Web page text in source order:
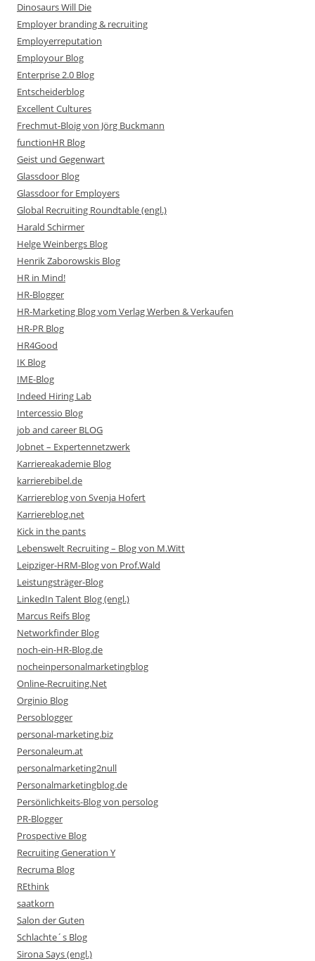
Dinosaurs Will Die
Employer branding & recruiting
Employerreputation
Employour Blog
Enterprise 2.0 Blog
Entscheiderblog
Excellent Cultures
Frechmut-Bloig von Jörg Buckmann
functionHR Blog
Geist und Gegenwart
Glassdoor Blog
Glassdoor for Employers
Global Recruiting Roundtable (engl.)
Harald Schirmer
Helge Weinbergs Blog
Henrik Zaborowskis Blog
HR in Mind!
HR-Blogger
HR-Marketing Blog vom Verlag Werben & Verkaufen
HR-PR Blog
HR4Good
IK Blog
IME-Blog
Indeed Hiring Lab
Intercessio Blog
job and career BLOG
Jobnet – Expertennetzwerk
Karriereakademie Blog
karrierebibel.de
Karriereblog von Svenja Hofert
Karriereblog.net
Kick in the pants
Lebenswelt Recruiting – Blog von M.Witt
Leipziger-HRM-Blog von Prof.Wald
Leistungsträger-Blog
LinkedIn Talent Blog (engl.)
Marcus Reifs Blog
Networkfinder Blog
noch-ein-HR-Blog.de
nocheinpersonalmarketingblog
Online-Recruiting.Net
Orginio Blog
Persoblogger
personal-marketing.biz
Personaleum.at
personalmarketing2null
Personalmarketingblog.de
Persönlichkeits-Blog von persolog
PR-Blogger
Prospective Blog
Recruiting Generation Y
Recruma Blog
REthink
saatkorn
Salon der Guten
Schlachte´s Blog
Sirona Says (engl.)